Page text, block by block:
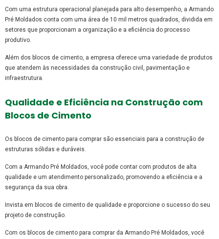
Com uma estrutura operacional planejada para alto desempenho, a Armando
Pré Moldados conta com uma área de 10 mil metros quadrados, dividida em
setores que proporcionam a organização e a eficiência do processo
produtivo.
Além dos blocos de cimento, a empresa oferece uma variedade de produtos
que atendem às necessidades da construção civil, pavimentação e
infraestrutura.
Qualidade e Eficiência na Construção com
Blocos de Cimento
Os blocos de cimento para comprar são essenciais para a construção de
estruturas sólidas e duráveis.
Com a Armando Pré Moldados, você pode contar com produtos de alta
qualidade e um atendimento personalizado, promovendo a eficiência e a
segurança da sua obra.
Invista em blocos de cimento de qualidade e proporcione o sucesso do seu
projeto de construção.
Com os blocos de cimento para comprar da Armando Pré Moldados, você